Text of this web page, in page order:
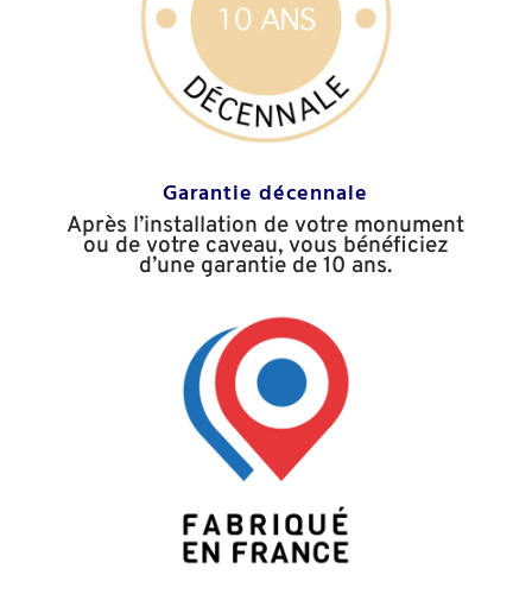
Garantie décennale
Après l’installation de votre monument
ou de votre caveau, vous bénéficiez
d’une garantie de 10 ans.